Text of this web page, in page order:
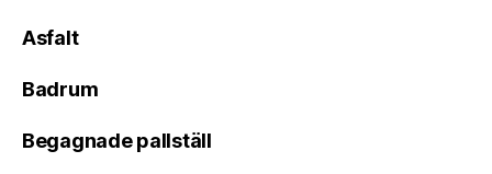
Asfalt
Badrum
Begagnade pallställ